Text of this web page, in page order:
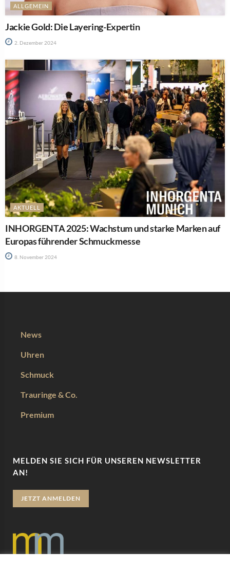
ALLGEMEIN
Jackie Gold: Die Layering-Expertin
2. Dezember 2024
AKTUELL
INHORGENTA 2025: Wachstum und starke Marken auf
Europas führender Schmuckmesse
8. November 2024
News
Uhren
Schmuck
Trauringe & Co.
Premium
MELDEN SIE SICH FÜR UNSEREN NEWSLETTER
AN!
JETZT ANMELDEN